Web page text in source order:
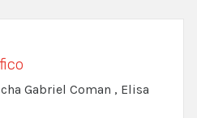
Gabriel Coman , Elisa